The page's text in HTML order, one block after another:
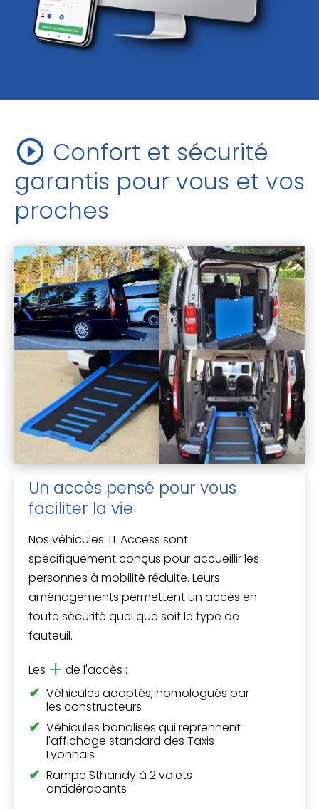
Confort et sécurité
garantis pour vous et vos
proches
Un accès pensé pour vous
faciliter la vie
Nos véhicules TL Access sont
spécifiquement conçus pour accueillir les
personnes à mobilité réduite. Leurs
aménagements permettent un accès en
toute sécurité quel que soit le type de
fauteuil.
Les + de l'accès :
Véhicules adaptés, homologués par
les constructeurs
Véhicules banalisés qui reprennent
l'affichage standard des Taxis
Lyonnais
Rampe Sthandy à 2 volets
antidérapants